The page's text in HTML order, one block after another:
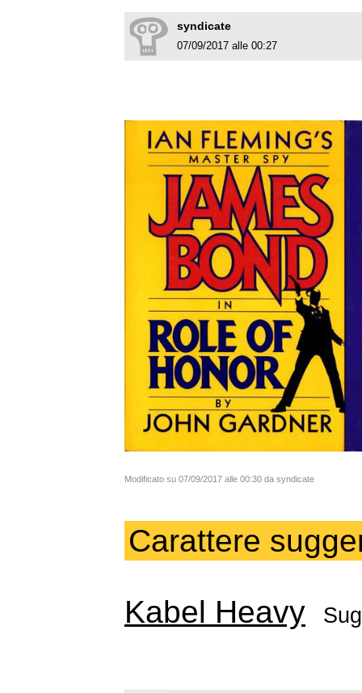
syndicate
07/09/2017 alle 00:27
Modificato su 07/09/2017 alle 00:30 da syndicate
Carattere
Kabel Heavy